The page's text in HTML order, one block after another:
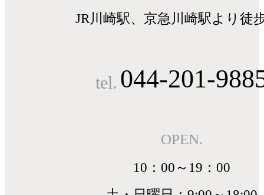
JR川崎駅、京急川崎駅より徒
tel. 044-201-
OPEN.
10：00～19：00